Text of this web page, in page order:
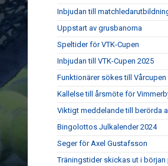
Inbjudan till
Uppstart av grusbanorna
Speltider för VTK-Cupen
Inbjudan till VTK-Cupen 2025
Funktionärer sökes till Vårcupen
Kallelse till årsmöte för
Viktigt meddelande till berörda
Bingolottos Julkalender 2024
Seger för Axel Gustafsson
Träningstider skickas ut i början